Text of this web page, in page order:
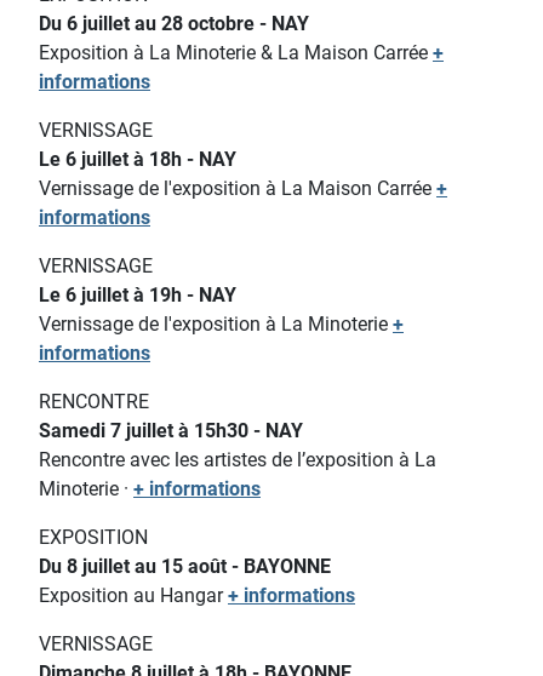
Du 6 juillet au 28 octobre - NAY
Exposition à La Minoterie & La Maison Carrée +
informations
VERNISSAGE
Le 6 juillet à 18h - NAY
Vernissage de l'exposition à La Maison Carrée +
informations
VERNISSAGE
Le 6 juillet à 19h - NAY
Vernissage de l'exposition à La Minoterie +
informations
RENCONTRE
Samedi 7 juillet à 15h30 - NAY
Rencontre avec les artistes de l’exposition à La
Minoterie · + informations
EXPOSITION
Du 8 juillet au 15 août - BAYONNE
Exposition au Hangar+ informations
VERNISSAGE